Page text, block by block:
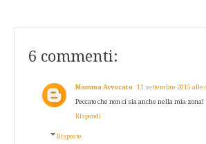
6 commenti:
Mamma Avvocato 11 settembre 2015 alle
Peccato che non ci sia anche nella mia zona!
Rispondi
Risposte